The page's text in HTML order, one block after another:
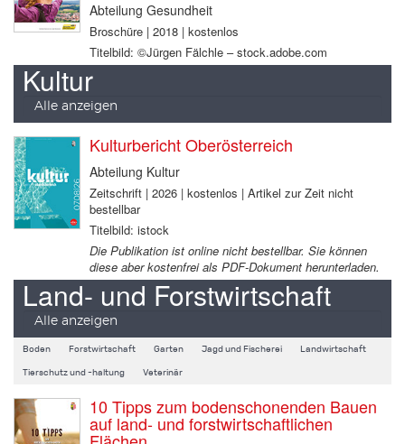
Abteilung Gesundheit
Broschüre | 2018 | kostenlos
Titelbild: ©Jürgen Fälchle – stock.adobe.com
Kultur
Alle anzeigen
Kulturbericht Oberösterreich
Abteilung Kultur
Zeitschrift | 2026 | kostenlos | Artikel zur Zeit nicht
bestellbar
Titelbild: istock
Die Publikation ist online nicht bestellbar. Sie können
diese aber kostenfrei als PDF-Dokument herunterladen.
Land- und Forstwirtschaft
Alle anzeigen
Boden Forstwirtschaft Garten Jagd und Fischerei Landwirtschaft
Tierschutz und -haltung Veterinär
10 Tipps zum bodenschonenden Bauen
auf land- und forstwirtschaftlichen